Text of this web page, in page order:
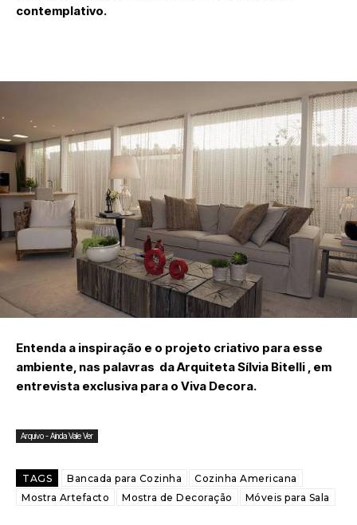
contemplativo.
Entenda a inspiração e o projeto criativo para esse
ambiente, nas palavras da Arquiteta Sílvia Bitelli , em
entrevista exclusiva para o Viva Decora.
Arquivo - Ainda Vale Ver
TAGS Bancada para Cozinha
Cozinha Americana
Mostra Artefacto
Mostra de Decoração Móveis para Sala